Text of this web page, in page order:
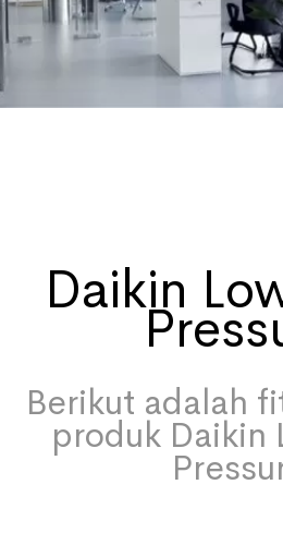
Daikin
Berikut adalah
produk Daikin